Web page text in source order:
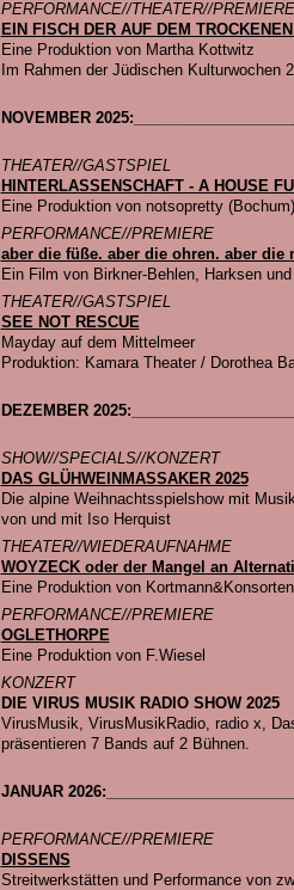
PERFORMANCE//THEATER//PREMIERE
EIN FISCH DER AUF DEM
Eine Produktion von Martha Kottwitz
Im Rahmen der Jüdischen Kulturwochen
NOVEMBER
THEATER//GASTSPIEL
HINTERLASSENSCHAFT - A HOUSE
Eine Produktion von notsopretty (Bochum)
PERFORMANCE//PREMIERE
aber die füße. aber die ohren. aber die
Ein Film von Birkner-Behlen, Harksen
THEATER//GASTSPIEL
SEE NOT RESCUE
Mayday auf dem Mittelmeer
Produktion: Kamara Theater / Dorothea
DEZEMBER
SHOW//SPECIALS//KONZERT
DAS GLÜHWEINMASSAKER 2025
Die alpine Weihnachtsspielshow mit
von und mit Iso Herquist
THEATER//WIEDERAUFNAHME
WOYZECK oder der Mangel an
Eine Produktion von Kortmann&Konsorten
PERFORMANCE//PREMIERE
OGLETHORPE
Eine Produktion von F.Wiesel
KONZERT
DIE VIRUS MUSIK RADIO SHOW 2025
VirusMusik, VirusMusikRadio, radio x,
präsentieren 7 Bands auf 2 Bühnen.
JANUAR
PERFORMANCE//PREMIERE
DISSENS
Streitwerkstätten und Performance von